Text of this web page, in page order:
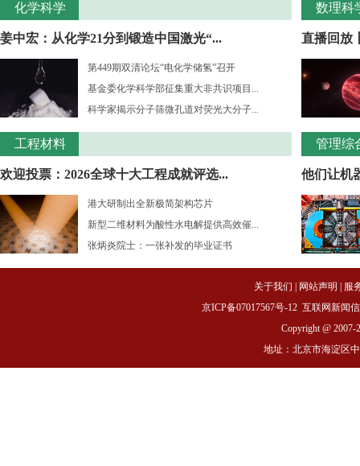
化学科学
姜中宏：从化学21分到锻造中国激光“...
第449期双清论坛“电化学储氢”召开
基金委化学科学部征集重大非共识项目...
科学家揭示分子筛微孔道对荧光大分子...
工程材料
欢迎投票：2026全球十大工程成就评选...
港大研制出全新极简架构芯片
新型二维材料为酸性水电解提供高效催...
张炳炎院士：一张补发的毕业证书
数理科
直播回放
管理综
他们让机
关于我们 网站声明
服
京ICP备07017567号-12 互联网新闻
Copyright @ 2007-
地址：北京市海淀区